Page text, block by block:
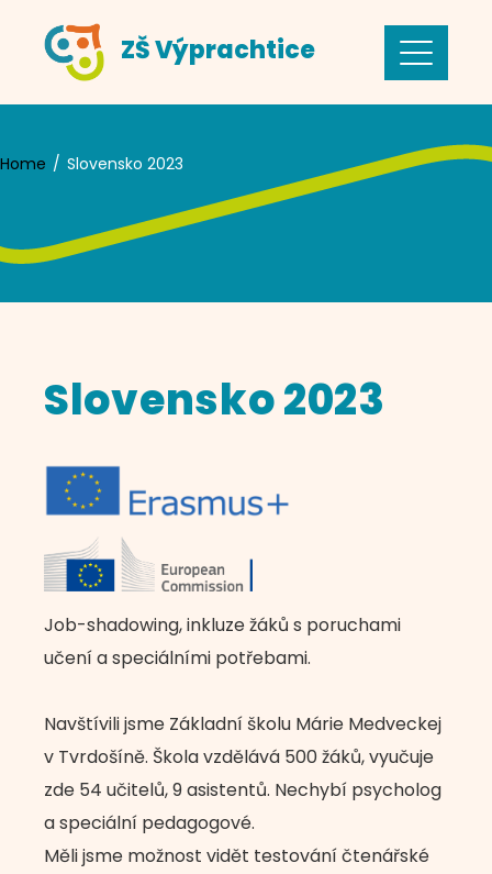
content
ZŠ Výprachtice
Home Slovensko 2023
Slovensko 2023
Job-shadowing, inkluze žáků s poruchami
učení a speciálními potřebami.
Navštívili jsme Základní školu Márie Medveckej
v Tvrdošíně. Škola vzdělává 500 žáků, vyučuje
zde 54 učitelů, 9 asistentů. Nechybí psycholog
a speciální pedagogové.
Měli jsme možnost vidět testování čtenářské